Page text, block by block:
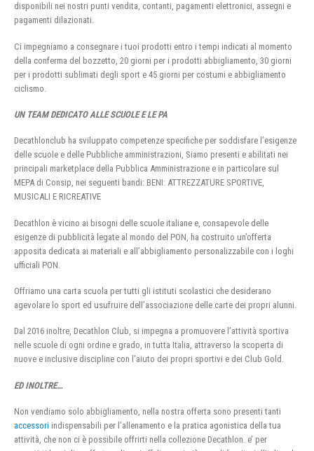
disponibili nei nostri punti vendita, contanti, pagamenti elettronici, assegni e
pagamenti dilazionati.
Ci impegniamo a consegnare i tuoi prodotti entro i tempi indicati al momento
della conferma del bozzetto, 20 giorni per i prodotti abbigliamento, 30 giorni
per i prodotti sublimati degli sport e 45 giorni per costumi e abbigliamento
ciclismo.
UN TEAM DEDICATO ALLE SCUOLE E LE PA
Decathlonclub ha sviluppato competenze specifiche per soddisfare l’esigenze
delle scuole e delle Pubbliche amministrazioni, Siamo presenti e abilitati nei
principali marketplace della Pubblica Amministrazione e in particolare sul
MEPA di Consip, nei seguenti bandi: BENI: ATTREZZATURE SPORTIVE,
MUSICALI E RICREATIVE
Decathlon è vicino ai bisogni delle scuole italiane e, consapevole delle
esigenze di pubblicità legate al mondo del PON, ha costruito un’offerta
apposita dedicata ai materiali e all’abbigliamento personalizzabile con i loghi
ufficiali PON.
Offriamo una carta scuola per tutti gli istituti scolastici che desiderano
agevolare lo sport ed usufruire dell’associazione delle carte dei propri alunni.
Dal 2016 inoltre, Decathlon Club, si impegna a promuovere l’attività sportiva
nelle scuole di ogni ordine e grado, in tutta Italia, attraverso la scoperta di
nuove e inclusive discipline con l’aiuto dei propri sportivi e dei Club Gold.
ED INOLTRE…
Non vendiamo solo abbigliamento, nella nostra offerta sono presenti tanti
accessori indispensabili per l’allenamento e la pratica agonistica della tua
attività, che non ci è possibile offrirti nella collezione Decathlon. e’ per